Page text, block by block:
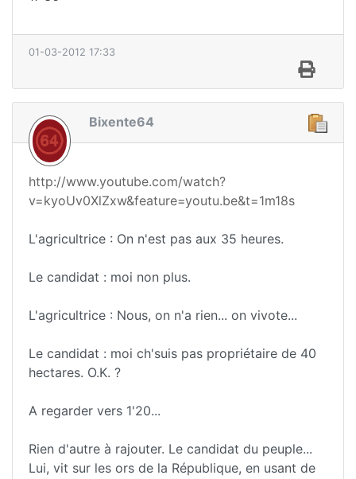
01-03-2012 17:33
Bixente64
http://www.youtube.com/watch?
v=kyoUv0XlZxw&feature=youtu.be&t=1m18s
L'agricultrice : On n'est pas aux 35 heures.
Le candidat : moi non plus.
L'agricultrice : Nous, on n'a rien... on vivote...
Le candidat : moi ch'suis pas propriétaire de 40
hectares. O.K. ?
A regarder vers 1'20...
Rien d'autre à rajouter. Le candidat du peuple...
Lui, vit sur les ors de la République, en usant de